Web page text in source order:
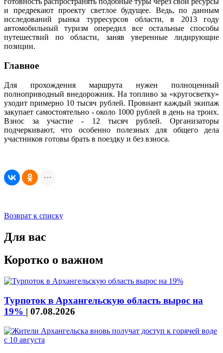
и предрекают проекту светлое будущее. Ведь, по данным
исследований рынка турресурсов области, в 2013 году
автомобильный туризм опередил все остальные способы
путешествий по области, заняв уверенные лидирующие
позиции.
Главное
Для прохождения маршрута нужен полноценный
полноприводный внедорожник. На топливо за «кругосветку»
уходит примерно 10 тысяч рублей. Провиант каждый экипаж
закупает самостоятельно - около 1000 рублей в день на троих.
Взнос за участие - 12 тысяч рублей. Организаторы
подчеркивают, что особенно полезных для общего дела
участников готовы брать в поездку и без взноса.
Возврат к списку
Для вас
Коротко о важном
Турпоток в Архангельскую область вырос на
19% | 07.08.2026